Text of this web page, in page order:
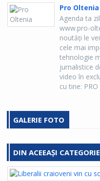
Pro Oltenia
Agenda ta
www.pro-
noutăţi le
cele mai
tehnologie
jurnalistice
video în
cu tine:
GALERIE FOTO
DIN ACEEAȘI CATEGORIE